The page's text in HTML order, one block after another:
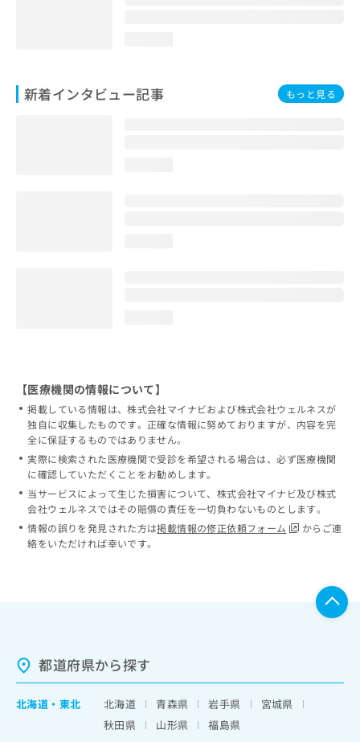
新着インタビュー記事 もっと見る
【医療機関の情報について】
掲載している情報は、株式会社マイナビおよび株式会社ウェルネスが
独自に収集したものです。正確な情報に努めておりますが、内容を完
全に保証するものではありません。
実際に検索された医療機関で受診を希望される場合は、必ず医療機関
に確認していただくことをお勧めします。
当サービスによって生じた損害について、株式会社マイナビ及び株式
会社ウェルネスではその賠償の責任を一切負わないものとします。
情報の誤りを発見された方は掲載情報の修正依頼フォーム
からご連
絡をいただければ幸いです。
都道府県から探す
北海道 ・ 東北 北海道 青森県 岩手県
宮城県
秋田県
山形県
福島県